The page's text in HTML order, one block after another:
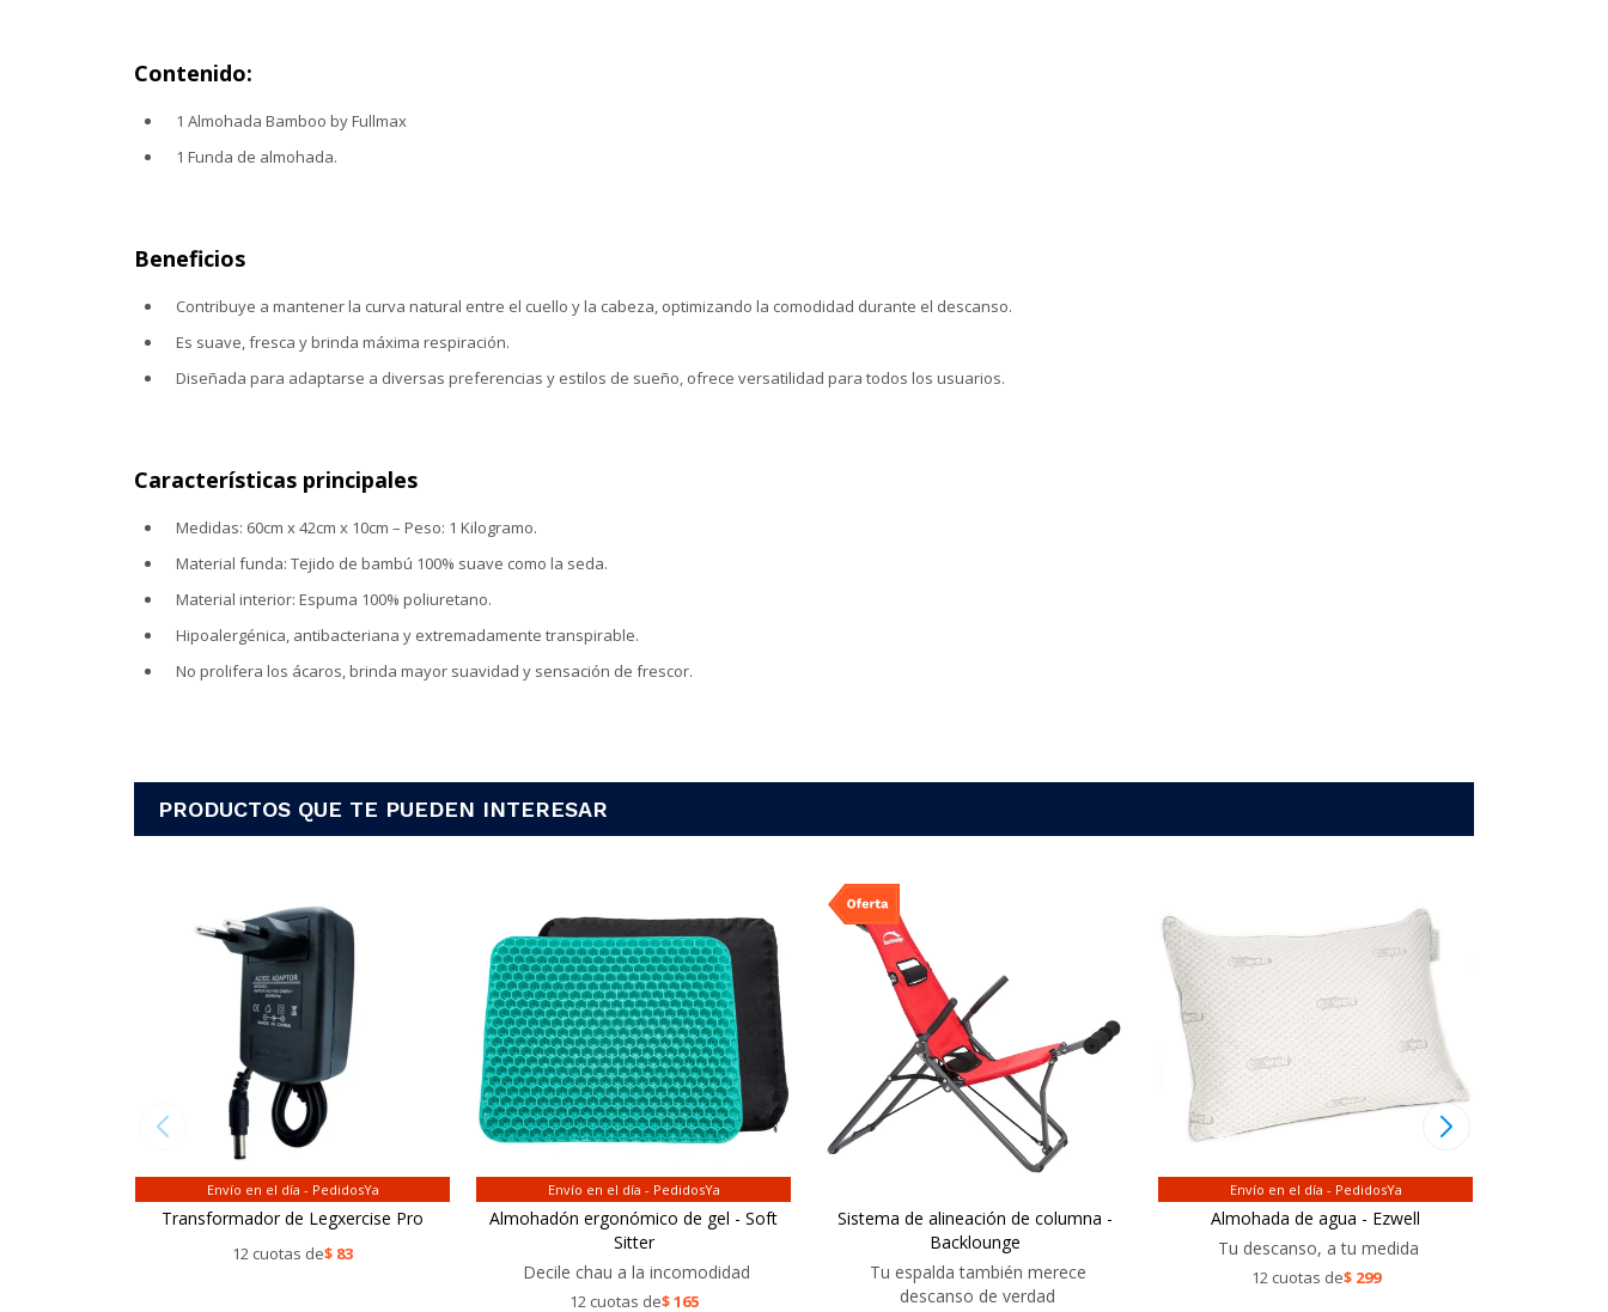
Contenido:
1 Almohada Bamboo by Fullmax
1 Funda de almohada.
Beneficios
Contribuye a mantener la curva natural entre el cuello y la cabeza, optimizando la comodidad durante el descanso.
Es suave, fresca y brinda máxima respiración.
Diseñada para adaptarse a diversas preferencias y estilos de sueño, ofrece versatilidad para todos los usuarios.
Características principales
Medidas: 60cm x 42cm x 10cm – Peso: 1 Kilogramo.
Material funda: Tejido de bambú 100% suave como la seda.
Material interior: Espuma 100% poliuretano.
Hipoalergénica, antibacteriana y extremadamente transpirable.
No prolifera los ácaros, brinda mayor suavidad y sensación de frescor.
PRODUCTOS QUE TE PUEDEN INTERESAR
Envío en el día - PedidosYa
Transformador de Legxercise Pro
12 cuotas de$ 83
Envío en el día - PedidosYa
Almohadón ergonómico de gel - Soft
Sitter
Decile chau a la incomodidad
12 cuotas de$165
Sistema de alineación de columna -
Backlounge
Tu espalda también merece
descanso de verdad
Envío en el día - PedidosYa
Almohada de agua - Ezwell
Tu descanso, a tu medida
12 cuotas de$ 299